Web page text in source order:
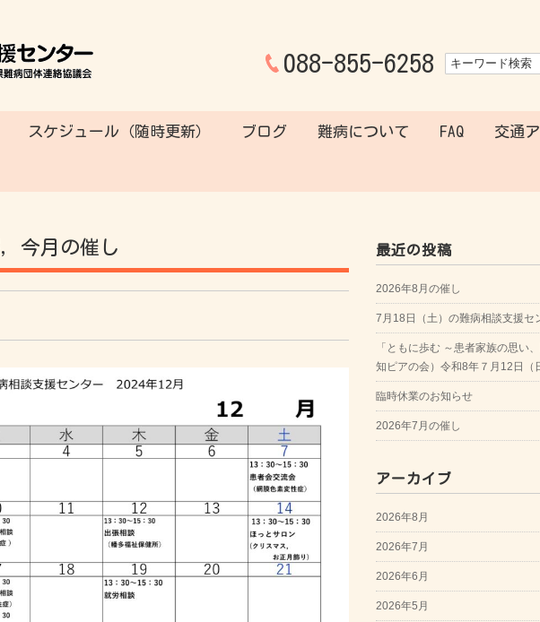
088-855-6258
スケジュール（随時更新） ブログ 難病について FAQ 交通
, 今月の催し 最近の投稿
2026年8月の催し
7月18日（土）の難病相談支援セ
「ともに歩む ～患者家族の思い
知ピアの会）令和8年７月12日（
臨時休業のお知らせ
2026年7月の催し
アーカイブ
2026年8月
2026年7月
2026年6月
2026年5月